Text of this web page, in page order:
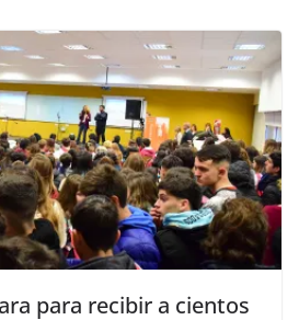
para recibir a cientos